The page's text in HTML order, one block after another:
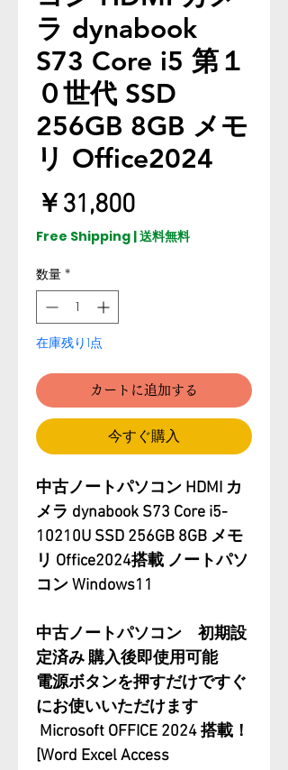
ラ dynabook
S73 Core i5 第１
０世代 SSD
256GB 8GB メモ
リ Office2024
￥31,800価
格
Free Shipping | 送料無料
数量 *
在庫残り1点
カートに追加する
今すぐ購入
中古ノートパソコン HDMI カ
メラ dynabook S73 Core i5-
10210U SSD 256GB 8GB メモ
リ Office2024搭載 ノートパソ
コン Windows11
中古ノートパソコン 初期設
定済み 購入後即使用可能
電源ボタンを押すだけですぐ
にお使いいただけます
Microsoft OFFICE 2024 搭載！
[Word Excel Access